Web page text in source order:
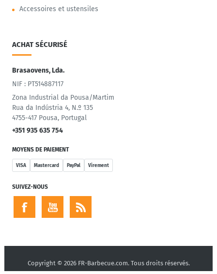
Accessoires et ustensiles
ACHAT SÉCURISÉ
Brasaovens, Lda.
NIF : PT514887117
Zona Industrial da Pousa/Martim
Rua da Indústria 4, N.º 135
4755-417 Pousa, Portugal
+351 935 635 754
MOYENS DE PAIEMENT
VISA Mastercard PayPal Virement
SUIVEZ-NOUS
Copyright © 2026 FR-Barbecue.com. Tous droits réservés.